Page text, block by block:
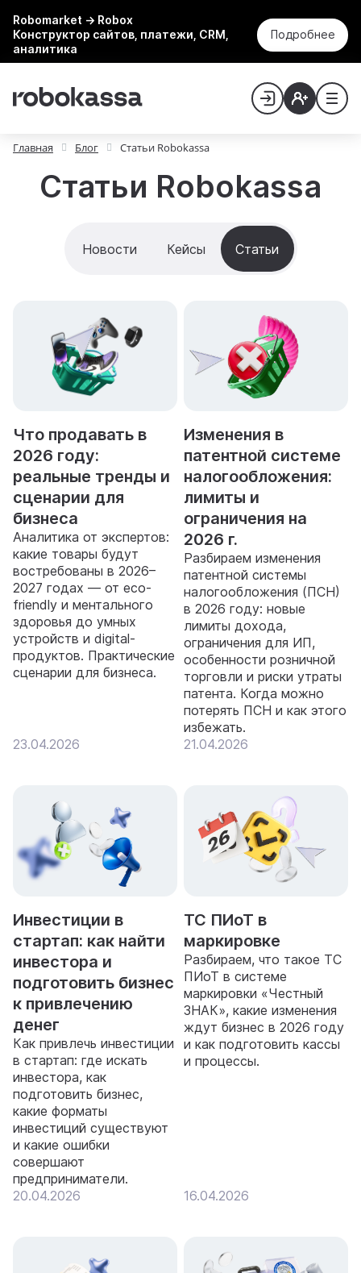
Robomarket → Robox
Конструктор сайтов, платежи, CRM,
аналитика
Подробнее
Главная Блог Статьи Robokassa
Статьи Robokassa
Новости Кейсы Статьи
Что продавать в
2026 году:
реальные тренды и
сценарии для
бизнеса
Аналитика от экспертов:
какие товары будут
востребованы в 2026–
2027 годах — от eco-
friendly и ментального
здоровья до умных
устройств и digital-
продуктов. Практические
сценарии для бизнеса.
23.04.2026
Изменения в
патентной системе
налогообложения:
лимиты и
ограничения на
2026 г.
Разбираем изменения
патентной системы
налогообложения (ПСН)
в 2026 году: новые
лимиты дохода,
ограничения для ИП,
особенности розничной
торговли и риски утраты
патента. Когда можно
потерять ПСН и как этого
избежать.
21.04.2026
Инвестиции в
стартап: как найти
инвестора и
подготовить бизнес
к привлечению
денег
Как привлечь инвестиции
в стартап: где искать
инвестора, как
подготовить бизнес,
какие форматы
инвестиций существуют
и какие ошибки
совершают
предприниматели.
20.04.2026
ТС ПИоТ в
маркировке
Разбираем, что такое ТС
ПИоТ в системе
маркировки «Честный
ЗНАК», какие изменения
ждут бизнес в 2026 году
и как подготовить кассы
и процессы.
16.04.2026